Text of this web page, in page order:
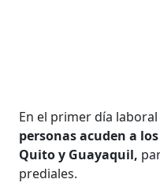
En el primer día
personas acuden a
Quito y Guayaquil,
prediales.